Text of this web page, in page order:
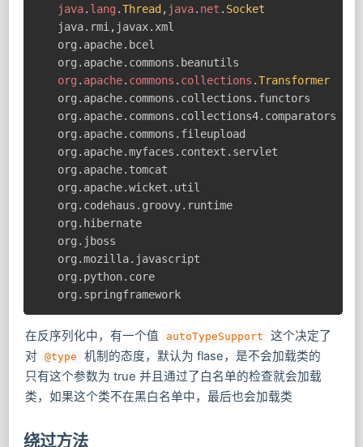
java. lang .Thread , java. net . Socket
java. rmi , javax. xml
org . apache. bcel
org . apache. commons .
org . apache. commons . collections .Transformer
org . apache. commons . collections . functors
org . apache. commons . collections4. comparators
org . apache. commons . fileupload
org . apache.myfaces . context . servlet
org . apache. tomcat
org . apache.wicket . util
org . codehaus . groovy. runtime
org . hibernate
org . jboss
org .mozilla. javascript
org . python. core
org . springframework
在反序列化中，有一个值 autoTypeSupport
​ 这个决定了
对
@type
机制的态度，默认为 flase，是不会加载类的
只有这个参数为 true 并且通过了白名单的检查就会加载
类，如果这个类不在黑白名单中，最后也会加载类
绕过方法